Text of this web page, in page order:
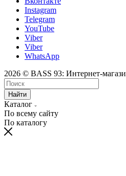
Instagram
Telegram
YouTube
Viber
Viber
WhatsApp
2026 © BASS 93: Интернет-
Найти
Каталог
По всему сайту
По каталогу